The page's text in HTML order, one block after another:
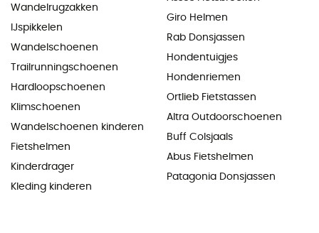
Wandelrugzakken
IJspikkelen
Wandelschoenen
Trailrunningschoenen
Hardloopschoenen
Klimschoenen
Wandelschoenen kinderen
Fietshelmen
Kinderdrager
Kleding kinderen
Giro Helmen
Rab Donsjassen
Hondentuigjes
Hondenriemen
Ortlieb Fietstassen
Altra Outdoorschoenen
Buff Colsjaals
Abus Fietshelmen
Patagonia Donsjassen